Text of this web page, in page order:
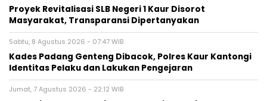
Proyek Revitalisasi SLB Negeri 1 Kaur Disorot
Masyarakat, Transparansi Dipertanyakan
Sabtu, 8 Agustus 2026 - 07:47 WIB
Kades Padang Genteng Dibacok, Polres Kaur Kantongi
Identitas Pelaku dan Lakukan Pengejaran
Jumat, 7 Agustus 2026 - 22:12 WIB